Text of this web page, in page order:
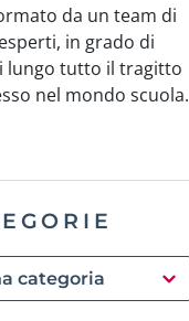
da un team di
in grado di
lungo tutto il tragitto
nel mondo scuola.